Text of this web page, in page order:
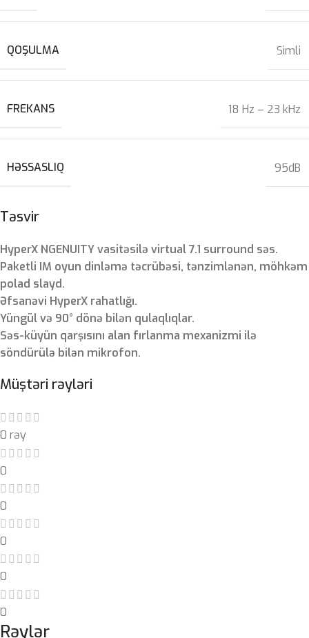
Təsvir
HyperX NGENUITY vasitəsilə virtual 7.1 surround səs.
Paketli IM oyun dinləmə təcrübəsi, tənzimlənən, möhkəm
polad slayd.
Əfsanəvi HyperX rahatlığı.
Yüngül və 90° dönə bilən qulaqlıqlar.
Səs-küyün qarşısını alan fırlanma mexanizmi ilə
söndürülə bilən mikrofon.
QOŞULMA Simli
FREKANS 18 Hz – 23 kHz
HƏSSASLIQ 95dB
Müştəri rəyləri
0 rəy
0
0
0
0
0
Rəylər